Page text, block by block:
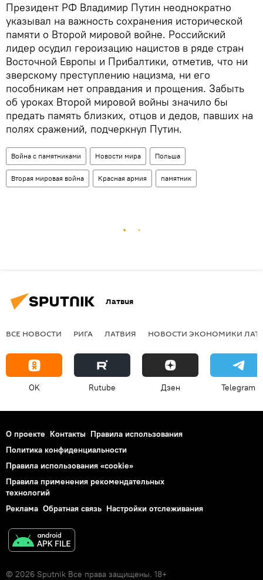
Президент РФ Владимир Путин неоднократно
указывал на важность сохранения исторической
памяти о Второй мировой войне. Российский
лидер осудил героизацию нацистов в ряде стран
Восточной Европы и Прибалтики, отметив, что ни
зверскому преступлению нацизма, ни его
пособникам нет оправдания и прощения. Забыть
об уроках Второй мировой войны значило бы
предать память близких, отцов и дедов, павших на
полях сражений, подчеркнул Путин.
Война с памятниками Новости мира Польша
Вторая мировая война Красная армия памятник
Латвия
ВСЕ НОВОСТИ РИГА ЛАТВИЯ НОВОСТИ ЭКОНОМИКИ
OK Rutube Дзен Telegram
О проекте Контакты Правила использования
Политика конфиденциальности
Правила использования «cookie»
Правила применения рекомендательных
технологий
Реклама Обратная связь Настройки отслеживания
© 2026 Sputnik Все права защищены. 18+